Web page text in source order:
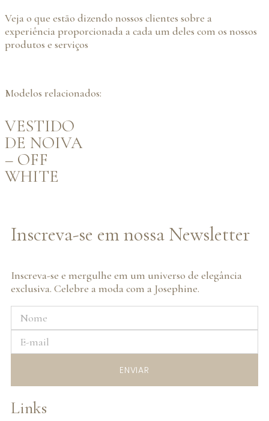
Veja o que estão dizendo nossos clientes sobre a
experiência proporcionada a cada um deles com os nossos
produtos e serviços
Modelos relacionados:
VESTIDO
DE NOIVA
– OFF
WHITE
Inscreva-se em nossa Newsletter
Inscreva-se e mergulhe em um universo de elegância
exclusiva. Celebre a moda com a Josephine.
ENVIAR
Links